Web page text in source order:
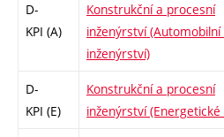
D-
KPI (A)
Konstrukční a procesní
inženýrství
inženýrství)
D-
KPI (E)
Konstrukční a procesní
inženýrství